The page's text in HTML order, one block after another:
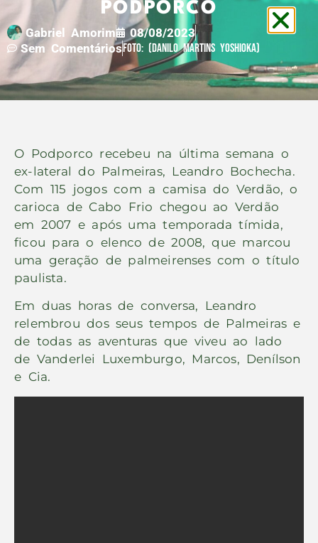
PODPORCO
Gabriel Amorim
08/08/2023
Sem ComentáriosFoto: (Danilo Martins Yoshioka)
O Podporco recebeu na última semana o
ex-lateral do Palmeiras, Leandro Bochecha.
Com 115 jogos com a camisa do Verdão, o
carioca de Cabo Frio chegou ao Verdão
em 2007 e após uma temporada tímida,
ficou para o elenco de 2008, que marcou
uma geração de palmeirenses com o título
paulista.
Em duas horas de conversa, Leandro
relembrou dos seus tempos de Palmeiras e
de todas as aventuras que viveu ao lado
de Vanderlei Luxemburgo, Marcos, Denílson
e Cia.